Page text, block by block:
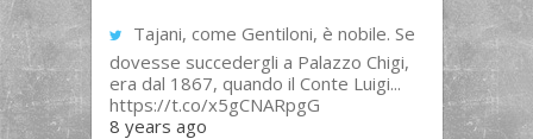
Tajani, come Gentiloni, è nobile. Se
dovesse succedergli a Palazzo Chigi,
era dal 1867, quando il Conte Luigi...
https://t.co/x5gCNARpgG
8 years ago